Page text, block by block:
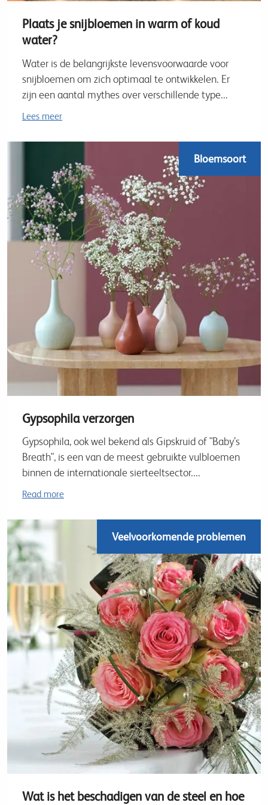
Plaats je snijbloemen in warm of koud
water?
Water is de belangrijkste levensvoorwaarde voor
snijbloemen om zich optimaal te ontwikkelen. Er
zijn een aantal mythes over verschillende type...
Lees meer
Bloemsoort
Gypsophila verzorgen
Gypsophila, ook wel bekend als Gipskruid of "Baby’s
Breath", is een van de meest gebruikte vulbloemen
binnen de internationale sierteeltsector....
Read more
Veelvoorkomende problemen
Wat is het beschadigen van de steel en hoe